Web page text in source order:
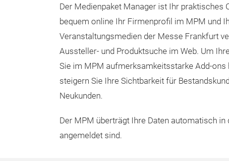
Der Medienpaket Manager ist Ihr praktisches
bequem online Ihr Firmenprofil im MPM und
Veranstaltungsmedien der Messe Frankfurt
Aussteller- und Produktsuche im Web. Um
Sie im MPM aufmerksamkeitsstarke Add-
steigern Sie Ihre Sichtbarkeit für
Neukunden.
Der MPM überträgt Ihre Daten automatisch
angemeldet sind.